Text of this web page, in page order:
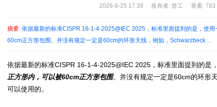
术
2026-6-25 17:39 发布者: 曾工 查看: 783
摘要: 依据最新的标准CISPR 16-1-4-2025@IEC 2025，标准里面提到的是，使
60cm正方形包围。并没有规定一定是60cm的环形天线，例如，Schwarzbeck ...
依据最新的标准CISPR 16-1-4-2025@IEC 2025，标准里面提到的是
正方形内，可以被60cm正方形包围。并没有规定一定是60cm的环形
可以使用的。